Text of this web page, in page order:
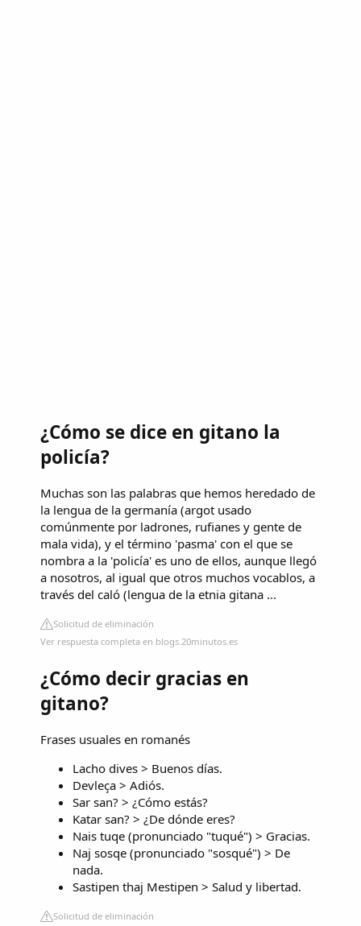
¿Cómo se dice en gitano la
policía?
Muchas son las palabras que hemos heredado de
la lengua de la germanía (argot usado
comúnmente por ladrones, rufianes y gente de
mala vida), y el término 'pasma' con el que se
nombra a la 'policía' es uno de ellos, aunque llegó
a nosotros, al igual que otros muchos vocablos, a
través del caló (lengua de la etnia gitana ...
Solicitud de eliminación
Ver respuesta completa en blogs.20minutos.es
¿Cómo decir gracias en
gitano?
Frases usuales en romanés
Lacho dives > Buenos días.
Devleça > Adiós.
Sar san? > ¿Cómo estás?
Katar san? > ¿De dónde eres?
Nais tuqe (pronunciado "tuqué") > Gracias.
Naj sosqe (pronunciado "sosqué") > De
nada.
Sastipen thaj Mestipen > Salud y libertad.
Solicitud de eliminación